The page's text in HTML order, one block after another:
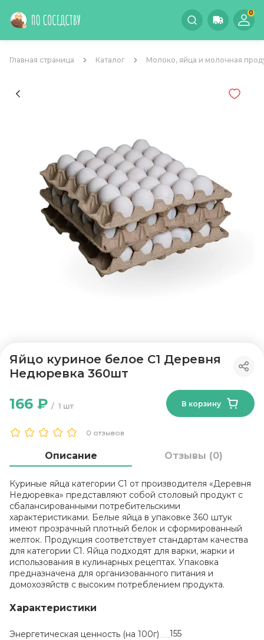
0
Главная страница Каталог Молоко, яйца и молочная
Яйцо куриное белое С1 Деревня
Недюревка 360шт
0 отзывов
1 шт
166 ₽ В корзину
Описание Отзывы (0)
Куриные яйца категории С1 от производителя «Деревня
Недюревка» представляют собой столовый продукт с
сбалансированными потребительскими
характеристиками. Белые яйца в упаковке 360 штук
имеют прозрачный плотный белок и сформированный
желток. Продукция соответствует стандартам качества
для категории С1. Яйца подходят для варки, жарки и
использования в кулинарных рецептах. Упаковка
предназначена для организованного питания и
домохозяйств с высоким потреблением продукта.
Характеристики
Энергетическая ценность (на 100г)
155